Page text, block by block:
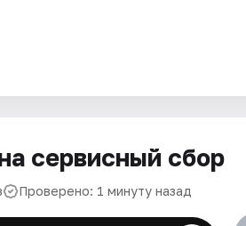
сервисный сбор
Проверено: 1 минуту назад